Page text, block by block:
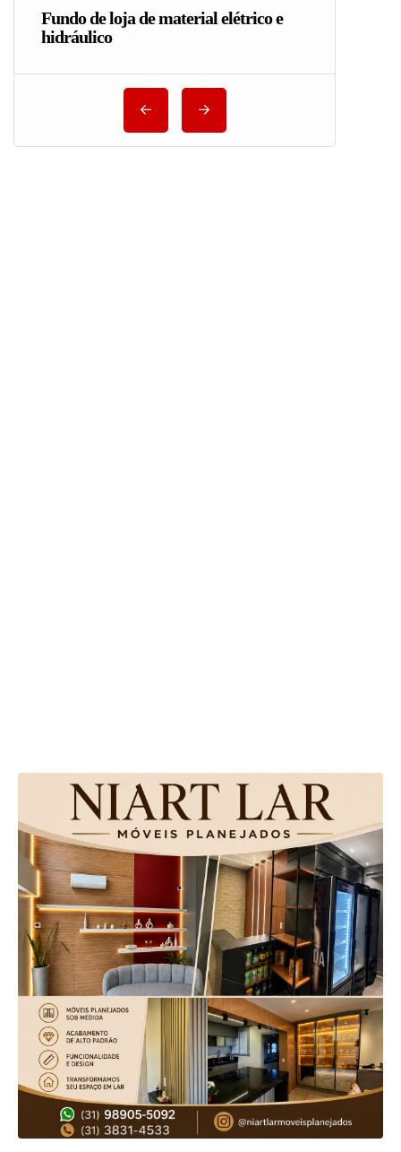
Fundo de loja de material elétrico e
hidráulico